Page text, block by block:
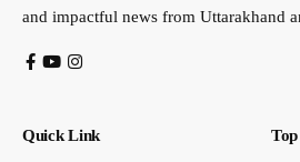
and impactful news from Uttarakhand
Quick Link